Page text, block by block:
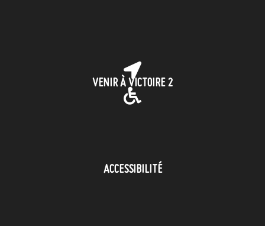
VENIR À VICTOIRE 2
ACCESSIBILITÉ